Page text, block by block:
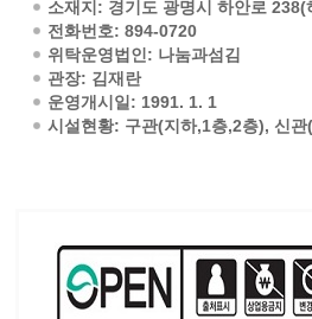
소재지 : 경기도 광명시 하안로 238(
전화번호: 894-0720
위탁운영법인 : 나눔과섬김
관장: 김재란
운영개시일 : 1991. 1. 1
시설현황: 구관(지하,1층,2층), 신